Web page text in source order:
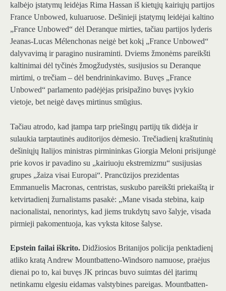
kalbėjo įstatymų leidėjas Rima Hassan iš kietųjų kairiųjų partijos
France Unbowed, kuluaruose. Dešinieji įstatymų leidėjai kaltino
„France Unbowed“ dėl Deranque mirties, tačiau partijos lyderis
Jeanas-Lucas Mélenchonas neigė bet kokį „France Unbowed“
dalyvavimą ir paragino nusiraminti. Dviems žmonėms pareikšti
kaltinimai dėl tyčinės žmogžudystės, susijusios su Deranque
mirtimi, o trečiam – dėl bendrininkavimo. Buvęs „France
Unbowed“ parlamento padėjėjas prisipažino buvęs įvykio
vietoje, bet neigė davęs mirtinus smūgius.
Tačiau atrodo, kad įtampa tarp priešingų partijų tik didėja ir
sulaukia tarptautinės auditorijos dėmesio. Trečiadienį kraštutinių
dešiniųjų Italijos ministras pirmininkas Giorgia Meloni prisijungė
prie kovos ir pavadino su „kairiuoju ekstremizmu“ susijusias
grupes „žaiza visai Europai“. Prancūzijos prezidentas
Emmanuelis Macronas, centristas, suskubo pareikšti priekaištą ir
ketvirtadienį žurnalistams pasakė: „Mane visada stebina, kaip
nacionalistai, nenorintys, kad jiems trukdytų savo šalyje, visada
pirmieji pakomentuoja, kas vyksta kitose šalyse.
Epstein failai iškrito. Didžiosios Britanijos policija penktadienį
atliko kratą Andrew Mountbatteno-Windsoro namuose, praėjus
dienai po to, kai buvęs JK princas buvo suimtas dėl įtarimų
netinkamu elgesiu eidamas valstybines pareigas. Mountbatten-